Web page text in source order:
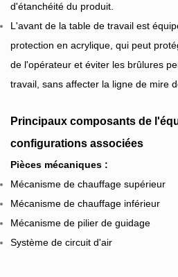
d'étanchéité du produit.
L'avant de la table de travail est
protection en acrylique, qui peut
de l'opérateur et éviter les brûlures
travail, sans affecter la ligne de mire
Principaux composants de
configurations associées
Pièces mécaniques :
Mécanisme de chauffage supérieur
Mécanisme de chauffage inférieur
Mécanisme de pilier de guidage
Système de circuit d'air